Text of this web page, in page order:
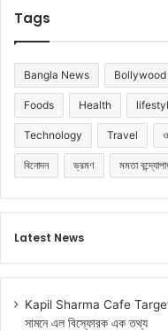
Tags
Bangla News Bollywood
Foods Health
Technology Travel
বিনোদন ভ্রমণ মমতা
Latest News
Kapil Sharma Cafe Targeted:
সামনে এল বিস্ফোরক এক তথ্য